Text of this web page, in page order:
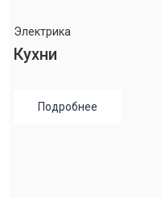
Электрика
Кухни
Подробнее